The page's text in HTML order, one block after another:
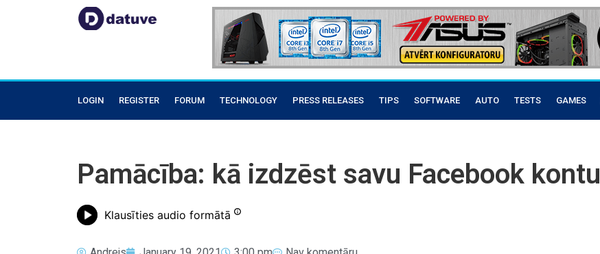
LOGIN REGISTER FORUM TECHNOLOGY PRESS RELEASES TIPS SOFTWARE AUTO TESTS GAMES
Pamācība: kā izdzēst savu Facebook kontu
Klausīties audio formātā